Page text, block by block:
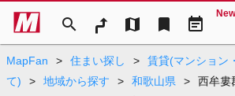
search map bookmark event_note
MapFan > 住まい探し >
賃貸(マンション
て)
> 地域から探す > 和歌山県 >
西牟婁